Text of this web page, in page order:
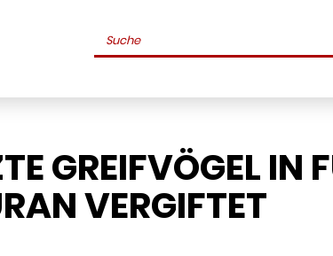
Suchbegriffe
GREIFVÖGEL IN
VERGIFTET